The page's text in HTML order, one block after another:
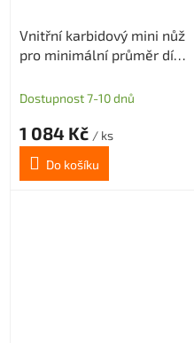
Vnitřní karbidový mini nůž
pro minimální průměr díry
Dostupnost 7-10 dnů
1 084 Kč / ks
Do košíku